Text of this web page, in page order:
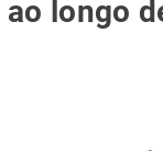
longo